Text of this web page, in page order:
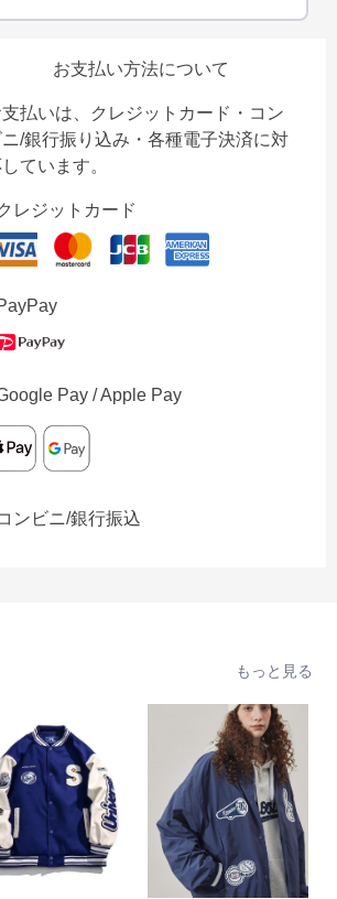
お支払い方法について
支払いは、クレジットカード・コン
ニ/銀行振り込み・各種電子決済に対
ています。
レジットカード
Pay / Apple Pay
ンビニ/銀行振込
もっと見る